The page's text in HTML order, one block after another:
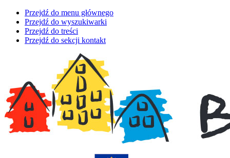
Przejdź do menu głównego
Przejdź do wyszukiwarki
Przejdź do treści
Przejdź do sekcji kontakt